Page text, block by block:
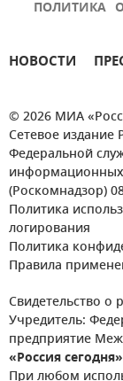
ПОЛИТИКА
НОВОСТИ
© 2026 МИА
Сетевое издание
Федеральной
(Роскомнадзор)
Политика
логирования
Политика
Правила
Свидетельство о
Учредитель:
предприятие
«Россия сегодня»